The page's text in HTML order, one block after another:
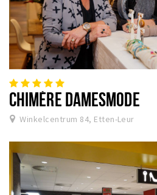
CHIMÈRE DAMESMODE
Winkelcentrum 84, Etten-Leur